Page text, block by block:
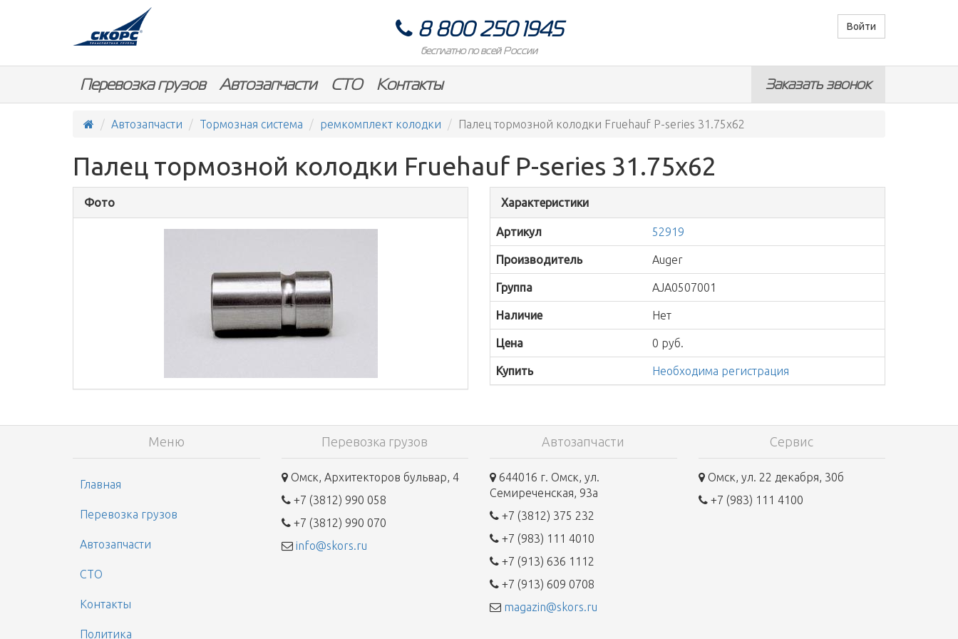
8 800 250 1945
бесплатно по всей России
Войти
Перевозка грузов Автозапчасти СТО Контакты Заказать звонок
Автозапчасти Тормозная система ремкомплект колодки Палец тормозной колодки Fruehauf P-series 31.75x62
Палец тормозной колодки Fruehauf P-series 31.75x62
Фото Характеристики
Артикул 52919
Производитель Auger
Группа AJA0507001
Наличие Нет
Цена 0 руб.
Купить Необходима регистрация
Меню
Главная
Перевозка грузов
Автозапчасти
СТО
Контакты
Политика
Перевозка грузов
Омск, Архитекторов бульвар, 4
+7 (3812) 990 058
+7 (3812) 990 070
info@skors.ru
Автозапчасти
644016 г. Омск, ул.
Семиреченская, 93а
+7 (3812) 375 232
+7 (983) 111 4010
+7 (913) 636 1112
+7 (913) 609 0708
magazin@skors.ru
Сервис
Омск, ул. 22 декабря, 30б
+7 (983) 111 4100